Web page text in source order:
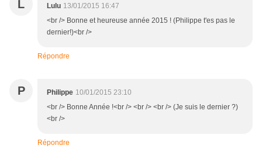
L Lulu 13/01/2015 16:47
<br /> Bonne et heureuse année 2015 ! (Philippe t'es pas le
dernier!)<br />
Répondre
P Philippe 10/01/2015 23:10
<br /> Bonne Année !<br /> <br /> <br /> (Je suis le dernier ?)
<br />
Répondre